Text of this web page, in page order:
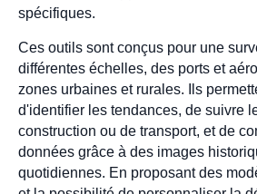
spécifiques.
Ces outils sont conçus pour une
différentes échelles, des ports et
zones urbaines et rurales. Ils
d'identifier les tendances, de suivre
construction ou de transport, et de
données grâce à des images
quotidiennes. En proposant des